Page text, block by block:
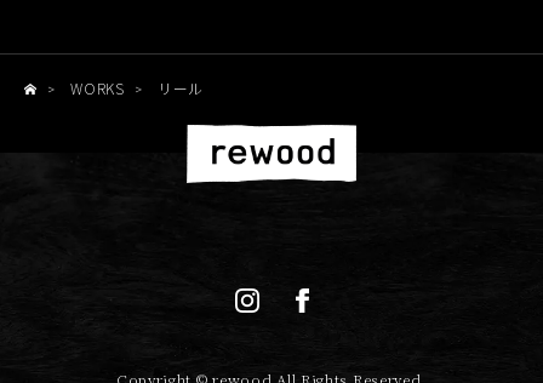
> WORKS > リール